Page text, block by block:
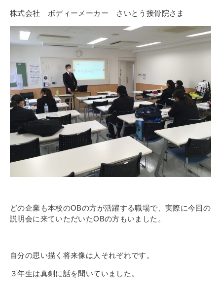
株式会社 ボディーメーカー さいとう接骨院さま
どの企業も本校のOBの方が活躍する職場で、実際に今回の
説明会に来ていただいたOBの方もいました。
自分の思い描く将来像は人それぞれです。
３年生は真剣に話を聞いていました。